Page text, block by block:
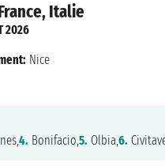
Italie
2026
Nice
4. Bonifacio,5. Olbia,6.